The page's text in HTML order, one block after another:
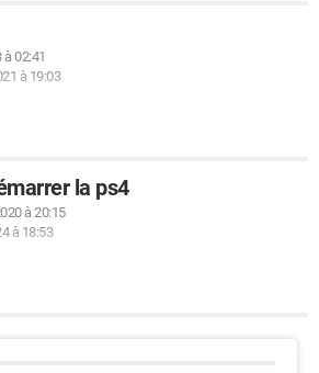
à 02:41
à 19:03
la ps4
à 20:15
à 18:53